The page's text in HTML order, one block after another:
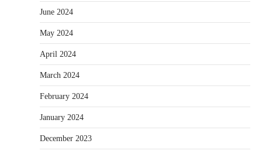
June 2024
May 2024
April 2024
March 2024
February 2024
January 2024
December 2023